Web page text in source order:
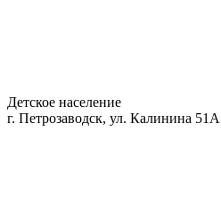
Детское население
г. Петрозаводск, ул. Калинина 51А